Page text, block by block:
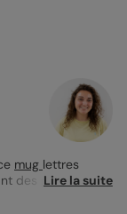
mug lettres
des photos
Lire la suite